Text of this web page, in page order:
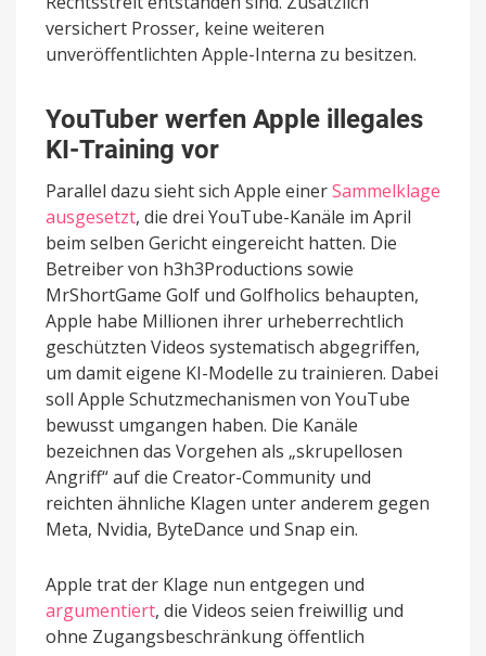
versichert Prosser, keine weiteren
unveröffentlichten Apple-Interna zu besitzen.
YouTuber werfen Apple illegales
KI-Training vor
Parallel dazu sieht sich Apple einerSammelklage
ausgesetzt, die drei YouTube-Kanäle im April
beim selben Gericht eingereicht hatten. Die
Betreiber von h3h3Productions sowie
MrShortGame Golf und Golfholics behaupten,
Apple habe Millionen ihrer urheberrechtlich
geschützten Videos systematisch abgegriffen,
um damit eigene KI-Modelle zu trainieren. Dabei
soll Apple Schutzmechanismen von YouTube
bewusst umgangen haben. Die Kanäle
bezeichnen das Vorgehen als „skrupellosen
Angriff“ auf die Creator-Community und
reichten ähnliche Klagen unter anderem gegen
Meta, Nvidia, ByteDance und Snap ein.
Apple trat der Klage nun entgegen und
argumentiert, die Videos seien freiwillig und
ohne Zugangsbeschränkung öffentlich